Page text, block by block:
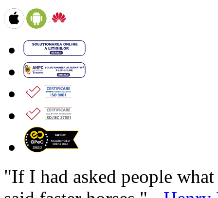
"If I had asked people